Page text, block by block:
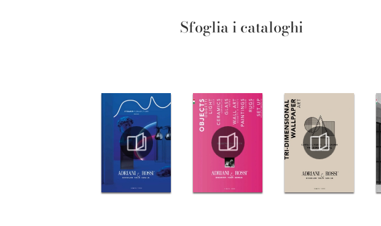
Sfoglia i cataloghi